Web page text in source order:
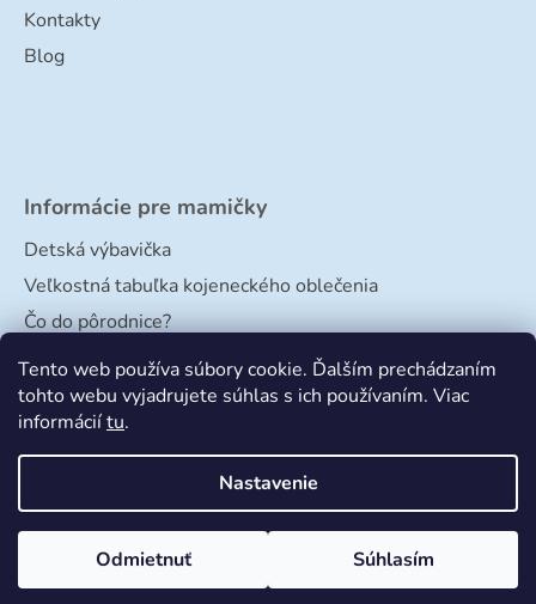
Tento web používa súbory cookie. Ďalším prechádzaním
tohto webu vyjadrujete súhlas s ich používaním. Viac
informáciítu.
Nastavenie
Odmietnuť Súhlasím
Kontakty
Blog
Informácie pre mamičky
Detská výbavička
Veľkostná tabuľka kojeneckého oblečenia
Čo do pôrodnice?
Veľkostná tabuľka papučiek
Vytvoril Shoptet
Adatelier
Copyright 2026Bimbishop. Všetky práva vyhradené.